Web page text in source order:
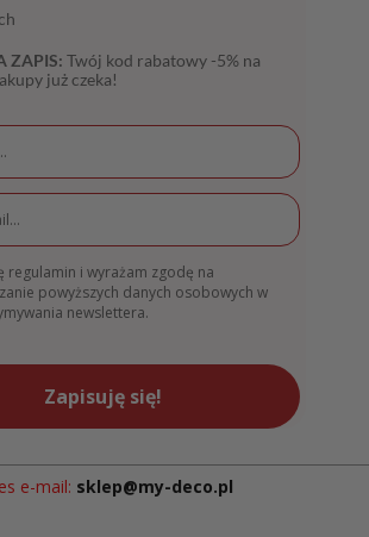
ZAPIS: Twój kod rabatowy -5% na
już czeka!
regulamin i wyrażam zgodę na
powyższych danych osobowych w
newslettera.
Zapisuję się!
e-mail: sklep@my-deco.pl